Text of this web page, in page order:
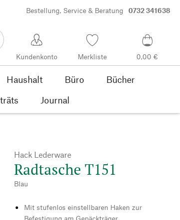
Bestellung, Service & Beratung 0732 341638
Kundenkonto Merkliste 0,00 €
Haushalt Büro
Bücher
Journal
Hack Lederware
Radtasche T151
Blau
Mit stufenlos einstellbaren Haken zur
Befestigung am Gepäckträger